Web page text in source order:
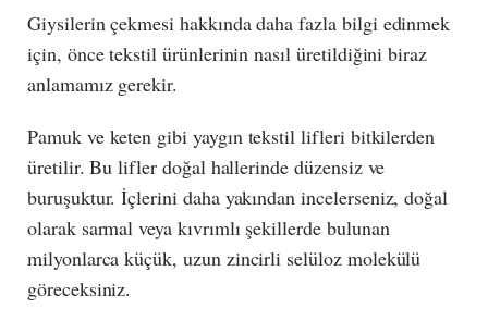
Giysilerin çekmesi hakkında daha fazla bilgi edinmek
için, önce tekstil ürünlerinin nasıl üretildiğini biraz
anlamamız gerekir.
Pamuk ve keten gibi yaygın tekstil lifleri bitkilerden
üretilir. Bu lifler doğal hallerinde düzensiz ve
buruşuktur. İçlerini daha yakından incelerseniz, doğal
olarak sarmal veya kıvrımlı şekillerde bulunan
milyonlarca küçük, uzun zincirli selüloz molekülü
göreceksiniz.